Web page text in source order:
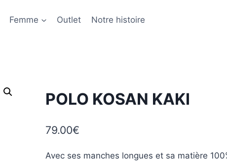
Femme Outlet Notre histoire
POLO KOSAN KAKI
79.00€
Avec ses manches longues et sa matière